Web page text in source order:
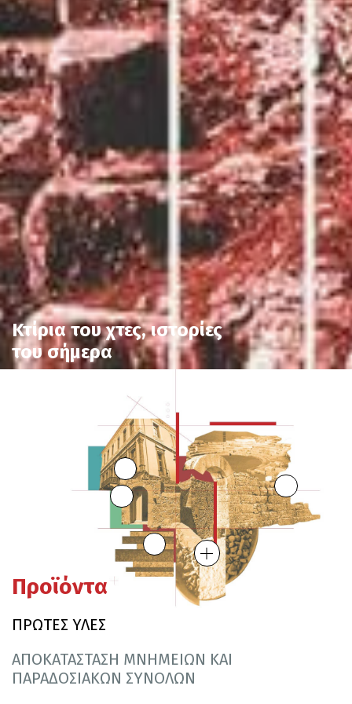
Κτίρια του χτες, ιστορίες
του σήμερα
Προϊόντα
ΠΡΩΤΕΣ ΥΛΕΣ
ΑΠΟΚΑΤΑΣΤΑΣΗ ΜΝΗΜΕΙΩΝ ΚΑΙ
ΠΑΡΑΔΟΣΙΑΚΩΝ ΣΥΝΟΛΩΝ